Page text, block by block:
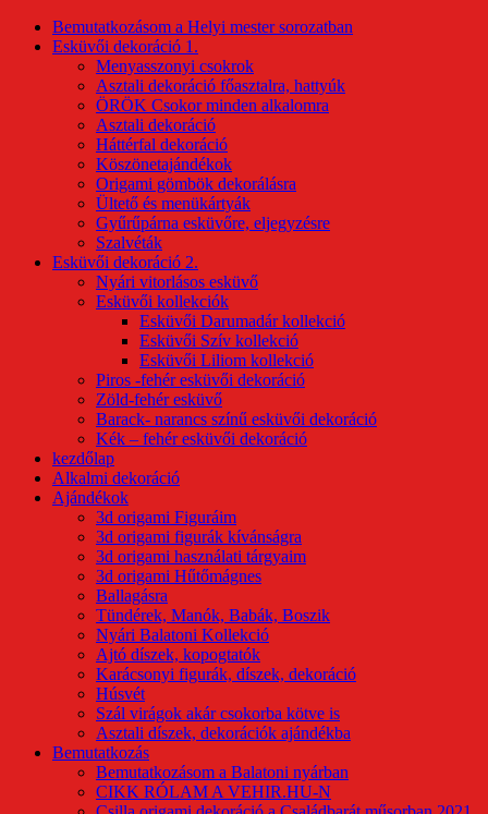
Bemutatkozásom a Helyi mester sorozatban
Esküvői dekoráció 1.
Menyasszonyi csokrok
Asztali dekoráció főasztalra, hattyúk
ÖRÖK Csokor minden alkalomra
Asztali dekoráció
Háttérfal dekoráció
Köszönetajándékok
Origami gömbök dekorálásra
Ültető és menükártyák
Gyűrűpárna esküvőre, eljegyzésre
Szalvéták
Esküvői dekoráció 2.
Nyári vitorlásos esküvő
Esküvői kollekciók
Esküvői Darumadár kollekció
Esküvői Szív kollekció
Esküvői Liliom kollekció
Piros -fehér esküvői dekoráció
Zöld-fehér esküvő
Barack- narancs színű esküvői dekoráció
Kék – fehér esküvői dekoráció
kezdőlap
Alkalmi dekoráció
Ajándékok
3d origami Figuráim
3d origami figurák kívánságra
3d origami használati tárgyaim
3d origami Hűtőmágnes
Ballagásra
Tündérek, Manók, Babák, Boszik
Nyári Balatoni Kollekció
Ajtó díszek, kopogtatók
Karácsonyi figurák, díszek, dekoráció
Húsvét
Szál virágok akár csokorba kötve is
Asztali díszek, dekorációk ajándékba
Bemutatkozás
Bemutatkozásom a Balatoni nyárban
CIKK RÓLAM A VEHIR.HU-N